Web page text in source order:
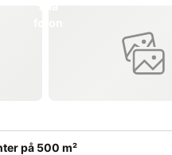
på 500 m²